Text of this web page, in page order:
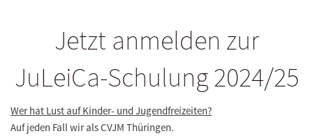
Jetzt anmelden zur
JuLeiCa-Schulung 2024/25
Wer hat Lust auf Kinder- und Jugendfreizeiten?
Auf jeden Fall wir als CVJM Thüringen.